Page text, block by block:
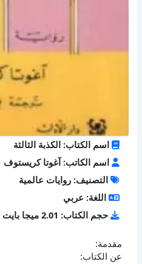
اسم الكتاب: الكذبة الثالثة
اسم الكاتب: آغوتا كريستوف
التصنيف: روايات عالمية
اللغة: عربي
حجم الكتاب: 2.01 ميجا بايت
مقدمة:
عن الكتاب: